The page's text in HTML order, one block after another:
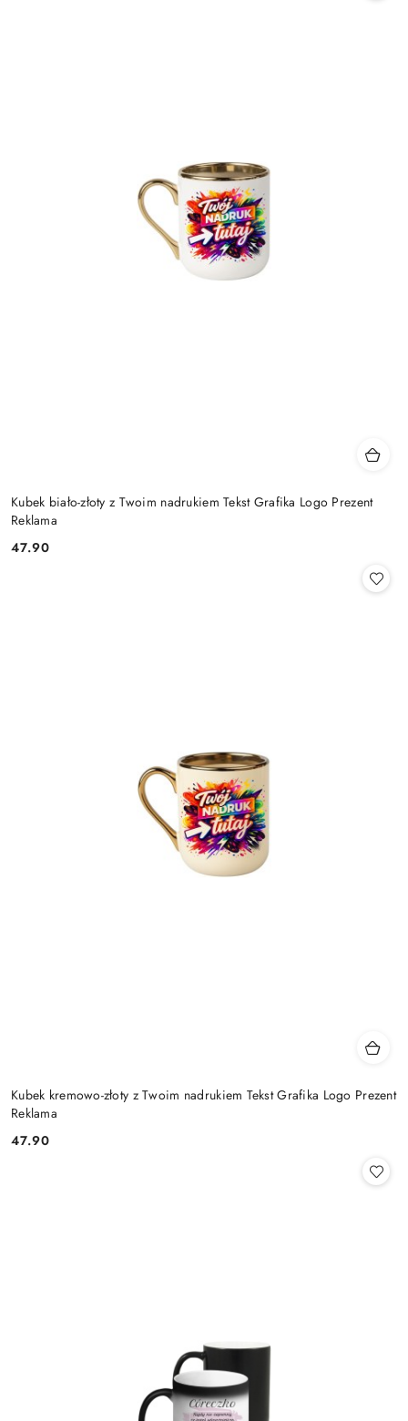
Kubek biało-złoty z Twoim nadrukiem Tekst Grafika Logo Prezent
Reklama
Cena:
47.90
Kubek kremowo-złoty z Twoim nadrukiem Tekst Grafika Logo Prezent
Reklama
Cena:
47.90